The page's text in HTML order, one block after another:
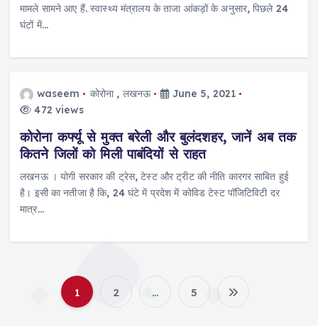
मामले सामने आए हैं. स्वास्थ्य मंत्रालय के ताजा आंकड़ों के अनुसार, पिछले 24
घंटों में…
waseem कोरोना, लखनऊ
June 5, 2021
472 views
कोरोना कर्फ्यू से मुक्त बरेली और बुलंदशहर, जानें अब तक
कितने जिलों को मिली पाबंदियों से राहत
लखनऊ । योगी सरकार की ट्रेस, टेस्ट और ट्रीट की नीति कारगर साबित हुई
है। इसी का नतीजा है कि, 24 घंटे में प्रदेश में कोविड टेस्ट पॉजिटिविटी दर
मात्र…
P
1 2 … 5